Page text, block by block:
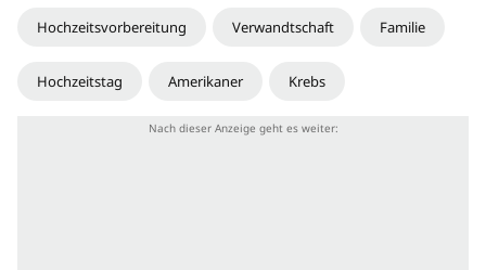
Hochzeitsvorbereitung Verwandtschaft Familie
Hochzeitstag Amerikaner Krebs